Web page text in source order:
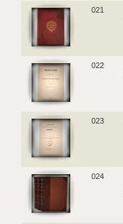
021
022
023
024